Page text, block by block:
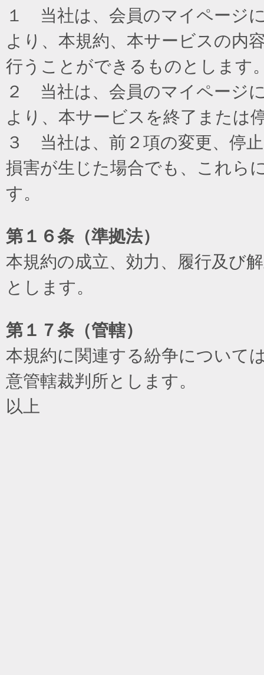
１ 当社は、会員のマイページ
より、本規約、本サービスの内
行うことができるものとします
２ 当社は、会員のマイページ
より、本サービスを終了または
３ 当社は、前２項の変更、停
損害が生じた場合でも、これら
す。
第１６条（準拠法）
本規約の成立、効力、履行及び
とします。
第１７条（管轄）
本規約に関連する紛争について
意管轄裁判所とします。
以上